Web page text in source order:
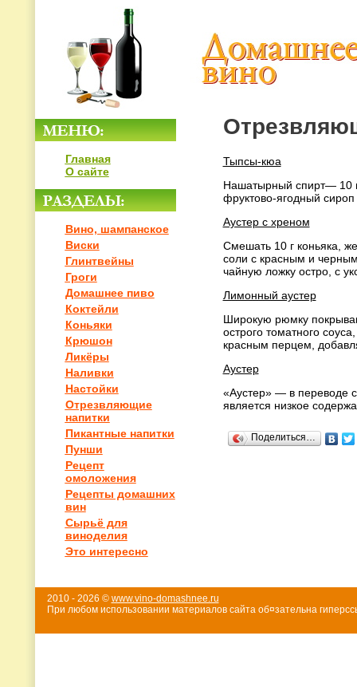
Главная
О сайте
Вино, шампанское
Виски
Глинтвейны
Гроги
Домашнее пиво
Коктейли
Коньяки
Крюшон
Ликёры
Наливки
Настойки
Отрезвляющие
напитки
Пикантные напитки
Пунши
Рецепт
омоложения
Рецепты домашних
вин
Сырьё для
виноделия
Это интересно
Тыпсы-кюа
Нашатырный спирт— 10
фруктово-ягодный
Аустер с хреном
Смешать 10 г коньяка,
соли с красным и
чайную ложку остро, с
Лимонный аустер
Широкую рюмку
острого томатного
красным перцем,
Аустер
«Аустер» — в переводе
является низкое
Поделиться…
2010 - 2026 © www.vino-domashnee.ru
При любом использовании материалов сайта об¤зательна